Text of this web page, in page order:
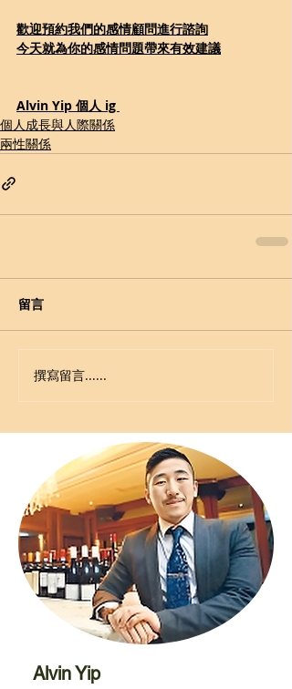
歡迎預約我們的感情顧問進行諮詢
今天就為你的感情問題帶來有效建議
Alvin Yip 個人 ig
個人成長與人際關係
兩性關係
留言
撰寫留言......
Alvin Yip